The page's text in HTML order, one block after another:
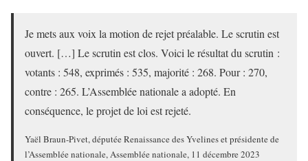
Je mets aux voix la motion de rejet préalable. Le scrutin est
ouvert. […] Le scrutin est clos. Voici le résultat du scrutin :
votants : 548, exprimés : 535, majorité : 268. Pour : 270,
contre : 265. L’Assemblée nationale a adopté. En
conséquence, le projet de loi est rejeté.
Yaël Braun-Pivet, députée Renaissance des Yvelines et présidente de
l’Assemblée nationale, Assemblée nationale, 11 décembre 2023